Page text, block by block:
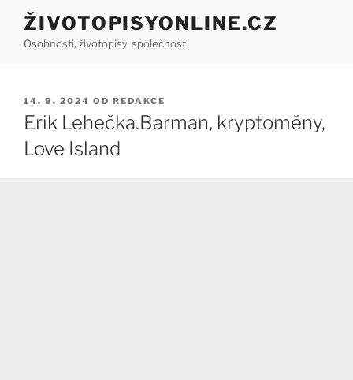
Přejít
obsahu
ŽIVOTOPISYONLINE.CZ
Osobnosti, životopisy, společnost
PUBLIKOVÁNO
14. 9. 2024 OD REDAKCE
Erik Lehečka.Barman, kryptoměny,
Love Island